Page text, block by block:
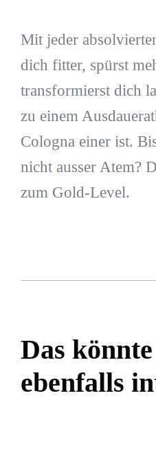
Mit jeder
dich fitter, spürst
transformierst dich
zu einem
Cologna einer ist.
nicht ausser Atem?
zum Gold-Level.
Das
ebenfalls